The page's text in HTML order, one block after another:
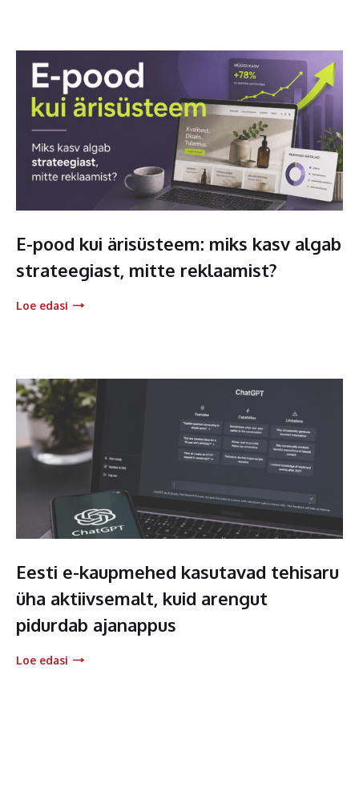
E-pood kui ärisüsteem: miks kasv algab
strateegiast, mitte reklaamist?
Loe edasi
Eesti e-kaupmehed kasutavad tehisaru
üha aktiivsemalt, kuid arengut
pidurdab ajanappus
Loe edasi